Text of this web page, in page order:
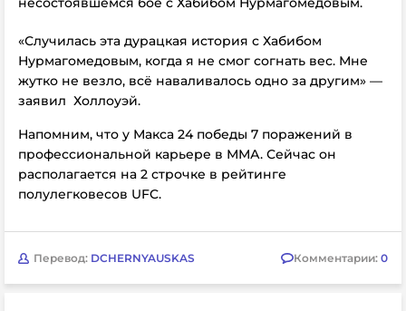
«Случилась эта дурацкая история с Хабибом
Нурмагомедовым, когда я не смог согнать вес. Мне
жутко не везло, всё наваливалось одно за другим» —
заявил Холлоуэй.
Напомним, что у Макса 24 победы 7 поражений в
профессиональной карьере в ММА. Сейчас он
располагается на 2 строчке в рейтинге
полулегковесов UFC.
Перевод: DCHERNYAUSKAS Комментарии: 0